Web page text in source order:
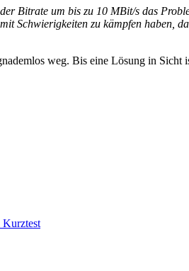
Bitrate um bis zu 10 MBit/s das
Schwierigkeiten zu kämpfen haben,
weg. Bis eine Lösung in
Kurztest